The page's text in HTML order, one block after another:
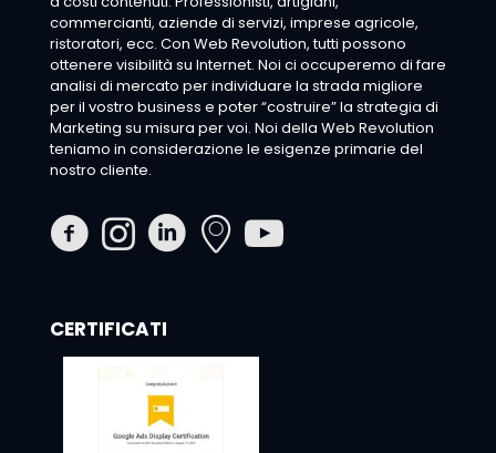
commercianti, aziende di servizi, imprese agricole,
ristoratori, ecc. Con Web Revolution, tutti possono
ottenere visibilità su Internet. Noi ci occuperemo di fare
analisi di mercato per individuare la strada migliore
per il vostro business e poter “costruire” la strategia di
Marketing su misura per voi. Noi della Web Revolution
teniamo in considerazione le esigenze primarie del
nostro cliente.
CERTIFICATI